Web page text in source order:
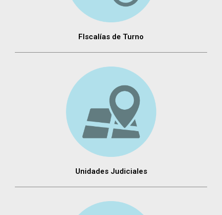
FIscalías de Turno
Unidades Judiciales